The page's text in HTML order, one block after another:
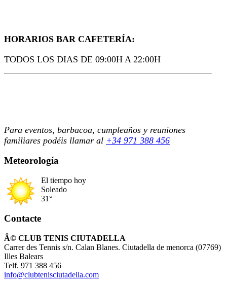
HORARIOS BAR CAFETERÍA:
TODOS LOS DIAS DE 09:00H A 22:00H
Para eventos, barbacoa, cumpleaños y reuniones
familiares podéis llamar al +34 971 388 456
Meteorología
El tiempo hoy
Soleado
31°
Contacte
Â© CLUB TENIS CIUTADELLA
Carrer des Tennis s/n. Calan Blanes. Ciutadella de menorca (07769)
Illes Balears
Telf. 971 388 456
info@clubtenisciutadella.com